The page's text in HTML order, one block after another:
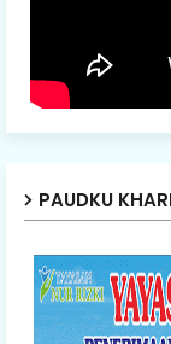
PAUDKU